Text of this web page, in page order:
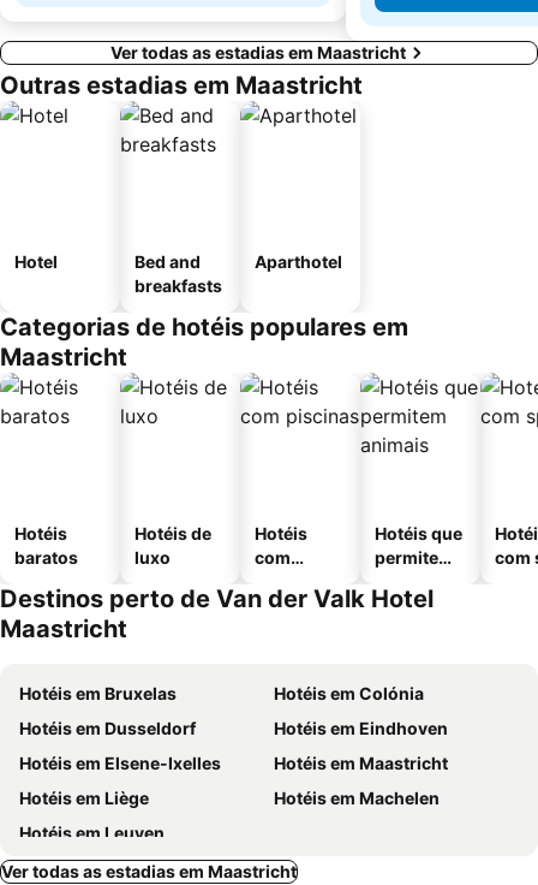
Ver todas as estadias em Maastricht
Outras estadias em Maastricht
Hotel
Bed and
breakfasts
Aparthotel
Categorias de hotéis populares em
Maastricht
Hotéis
baratos
Hotéis de
luxo
Hotéis
com
Hotéis que
permitem
com
Destinos perto de Van der Valk Hotel
Maastricht
Hotéis em Bruxelas
Hotéis em Colónia
Hotéis em Dusseldorf
Hotéis em Eindhoven
Hotéis em Elsene-Ixelles
Hotéis em Maastricht
Hotéis em Liège
Hotéis em Machelen
Hotéis em Leuven
Ver todas as estadias em Maastricht